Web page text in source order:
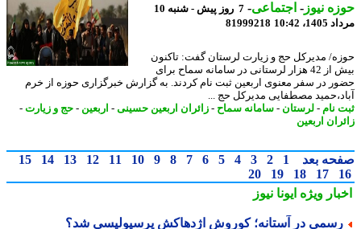
نیوز-اجتماعی-
7 روز پیش - شنبه 10
10:42
81999218
مدیرکل حج و زیارت لرستان گفت: تاکنون
بیش از 42 هزار لرستانی در سامانه سماح برای
در سفر معنوی اربعین ثبت نام کردند. به گزارش خبرگزاری حوزه از خرم
مصطفایی مدیرکل حج ...
نام-لرستان-سامانه سماح-زائران اربعین حسینی-اربعین -حج و زیارت-
اربعین
بعد 1
2
3
4
5
6
7
8
9
10
11
12
13
14
15
17
18
19
20
ویژهایونا نیوز
در آستانه؛ کوروش اژدهاکش پرسپولیسی شد؟